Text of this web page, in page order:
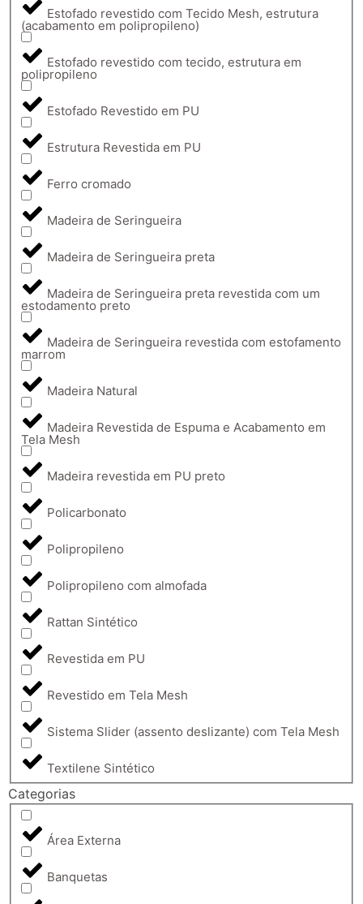
Estofado revestido com Tecido Mesh, estrutura
(acabamento em polipropileno)
Estofado revestido com tecido, estrutura em
polipropileno
Estofado Revestido em PU
Estrutura Revestida em PU
Ferro cromado
Madeira de Seringueira
Madeira de Seringueira preta
Madeira de Seringueira preta revestida com um
estodamento preto
Madeira de Seringueira revestida com estofamento
marrom
Madeira Natural
Madeira Revestida de Espuma e Acabamento em
Tela Mesh
Madeira revestida em PU preto
Policarbonato
Polipropileno
Polipropileno com almofada
Rattan Sintético
Revestida em PU
Revestido em Tela Mesh
Sistema Slider (assento deslizante) com Tela Mesh
Textilene Sintético
Categorias
Área Externa
Banquetas